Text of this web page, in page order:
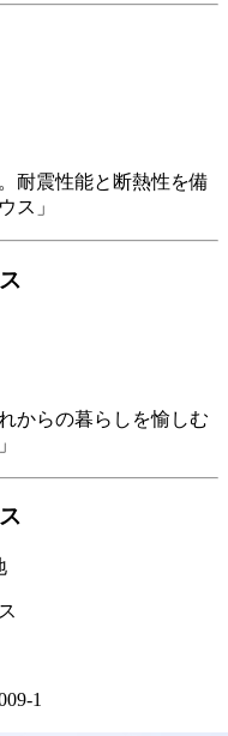
耐震性能と断熱性を備
ス」
からの暮らしを愉しむ
1